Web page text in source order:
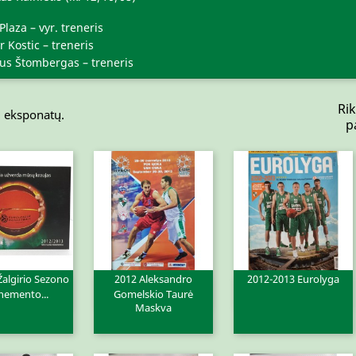
– vyr. treneris
Kostic – treneris
Štombergas – treneris
eksponatų.
Sezono
peržiūra
2012 Aleksandro
Gomelskio Taurė
Maskva
Greita peržiūra
2012-2013 Eurolyga